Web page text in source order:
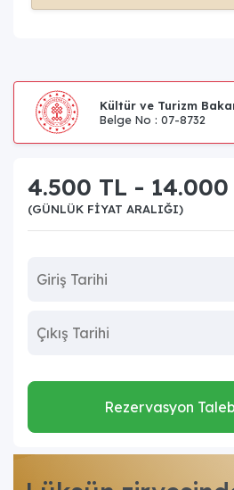
Kültür ve Turizm
Belge No : 07-8732
4.500 TL - 14.000
(GÜNLÜK FIYAT ARALIĞI)
Rezervasyon